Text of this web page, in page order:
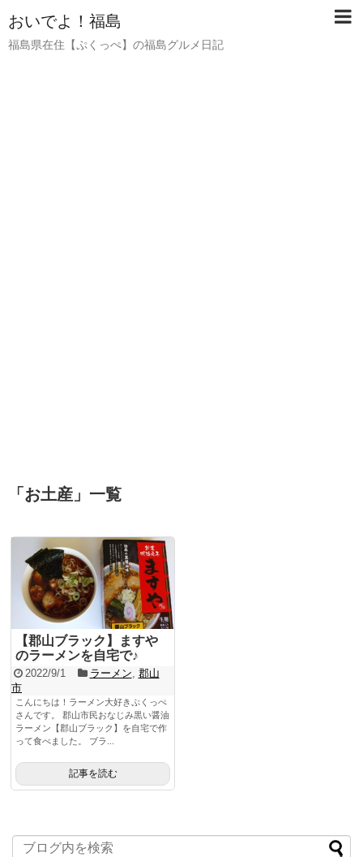
おいでよ！福島
福島県在住【ぷくっぺ】の福島グルメ日記
「 お土産 」 一覧
【郡山ブラック】ますや
のラーメンを自宅で♪
2022/9/1 ラーメン 郡山
市
こんにちは！ラーメン大好きぷくっぺ
さんです。 郡山市民おなじみ黒い醤油
ラーメン【郡山ブラック】を自宅で作
って食べました。 ブラ...
記事を読む